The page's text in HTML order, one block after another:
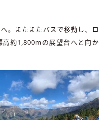
。またまたバスで移動し、ロ
約1,800mの展望台へと向か